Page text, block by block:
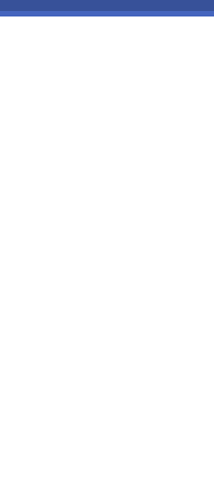
Aller au contenu principal